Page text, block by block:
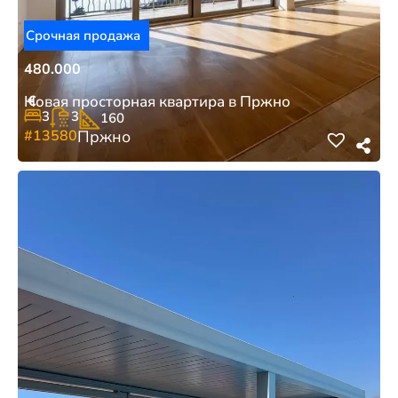
480.000
€
Новая просторная квартира в Пржно
3 3 160
#13580Пржно
Срочная продажа